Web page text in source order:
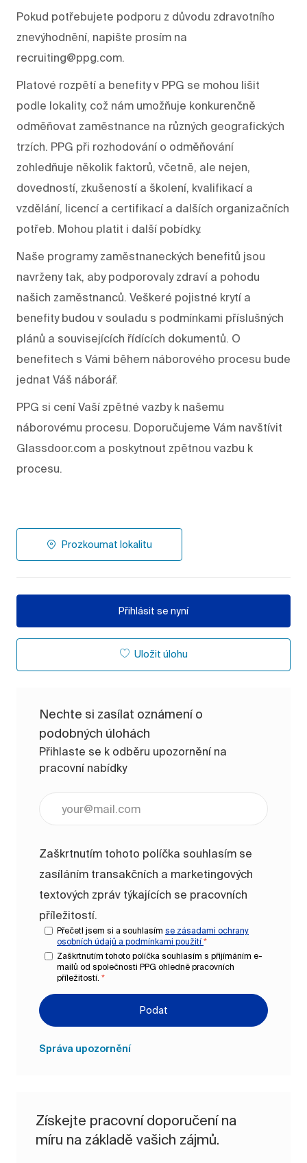
Pokud potřebujete podporu z důvodu zdravotního
znevýhodnění, napište prosím na
recruiting@ppg.com.
Platové rozpětí a benefity v PPG se mohou lišit
podle lokality, což nám umožňuje konkurenčně
odměňovat zaměstnance na různých geografických
trzích. PPG při rozhodování o odměňování
zohledňuje několik faktorů, včetně, ale nejen,
dovedností, zkušeností a školení, kvalifikací a
vzdělání, licencí a certifikací a dalších organizačních
potřeb. Mohou platit i další pobídky.
Naše programy zaměstnaneckých benefitů jsou
navrženy tak, aby podporovaly zdraví a pohodu
našich zaměstnanců. Veškeré pojistné krytí a
benefity budou v souladu s podmínkami příslušných
plánů a souvisejících řídících dokumentů. O
benefitech s Vámi během náborového procesu bude
jednat Váš náborář.
PPG si cení Vaší zpětné vazby k našemu
náborovému procesu. Doporučujeme Vám navštívit
Glassdoor.com a poskytnout zpětnou vazbu k
procesu.
Prozkoumat lokalitu
Přihlásit se nyní
Uložit úlohu
Nechte si zasílat oznámení o
podobných úlohách
Přihlaste se k odběru upozornění na
pracovní nabídky
Zaškrtnutím tohoto políčka souhlasím se
zasíláním transakčních a marketingových
textových zpráv týkajících se pracovních
příležitostí.
Přečetl jsem si a souhlasím se zásadami ochrany
osobních údajů a podmínkami použití *
Zaškrtnutím tohoto políčka souhlasím s přijímáním e-
mailů od společnosti PPG ohledně pracovních
příležitostí. *
Podat
Správa upozornění
Získejte pracovní doporučení na
míru na základě vašich zájmů.